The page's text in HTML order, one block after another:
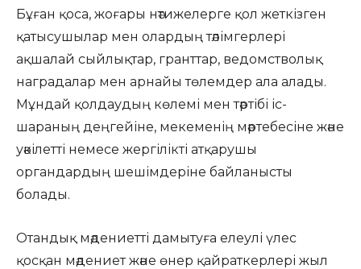
Бұған қоса, жоғары нәтижелерге қол жеткізген
қатысушылар мен олардың тәлімгерлері
ақшалай сыйлықтар, гранттар, ведомстволық
наградалар мен арнайы төлемдер ала алады.
Мұндай қолдаудың көлемі мен тәртібі іс-
шараның деңгейіне, мекеменің мәртебесіне және
уәкілетті немесе жергілікті атқарушы
органдардың шешімдеріне байланысты
болады.
Отандық мәдениетті дамытуға елеулі үлес
қосқан мәдениет және өнер қайраткерлері жыл